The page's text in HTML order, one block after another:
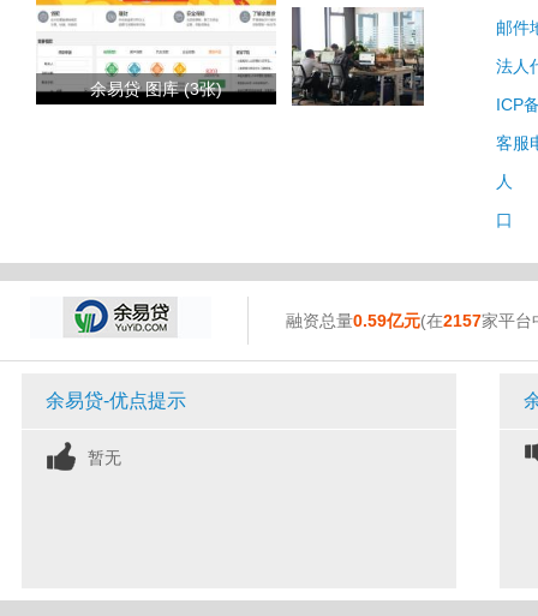
余易贷 图库 (3张)
邮件
法人
ICP
客服
人
口
融资总量0.59亿元(在2157家平台
余易贷-优点提示
暂无